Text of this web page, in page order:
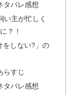
タバレ感想
い主が忙しく
？！
をしない?」の
らすじ
タバレ感想